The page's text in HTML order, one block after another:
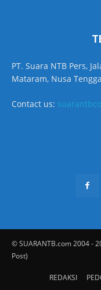
PT. Suara NTB Pers,
Mataram, Nusa
Contact us:
© SUARANTB.com 2004 -
Post)
REDAKSI